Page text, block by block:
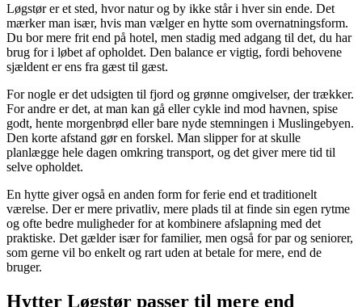
Løgstør er et sted, hvor natur og by ikke står i hver sin ende. Det
mærker man især, hvis man vælger en hytte som overnatningsform.
Du bor mere frit end på hotel, men stadig med adgang til det, du har
brug for i løbet af opholdet. Den balance er vigtig, fordi behovene
sjældent er ens fra gæst til gæst.
For nogle er det udsigten til fjord og grønne omgivelser, der trækker.
For andre er det, at man kan gå eller cykle ind mod havnen, spise
godt, hente morgenbrød eller bare nyde stemningen i Muslingebyen.
Den korte afstand gør en forskel. Man slipper for at skulle
planlægge hele dagen omkring transport, og det giver mere tid til
selve opholdet.
En hytte giver også en anden form for ferie end et traditionelt
værelse. Der er mere privatliv, mere plads til at finde sin egen rytme
og ofte bedre muligheder for at kombinere afslapning med det
praktiske. Det gælder især for familier, men også for par og seniorer,
som gerne vil bo enkelt og rart uden at betale for mere, end de
bruger.
Hytter Løgstør passer til mere end